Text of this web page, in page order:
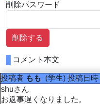
削除パスワード
削除する
コメント本文
投稿者 もも (学生) 投稿日時
shuさん
お返事遅くなりました。